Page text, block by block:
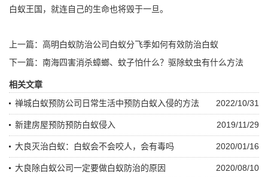
白蚁王国，就连自己的生命也将毁于一旦。
上一篇： 高明白蚁防治公司白蚁分飞季如何有效防治白蚁
下一篇： 南海四害消杀蟑螂、蚊子怕什么？驱除蚊虫有什么方法
相关文章
2022/10/31
禅城白蚁预防公司日常生活中预防白蚁入侵的方法
2019/11/29
新建房屋预防预防白蚁侵入
2020/01/16
大良灭治白蚁：白蚁会不会咬人，会有毒吗
2020/08/10
大良除白蚁公司一定要做白蚁防治的原因